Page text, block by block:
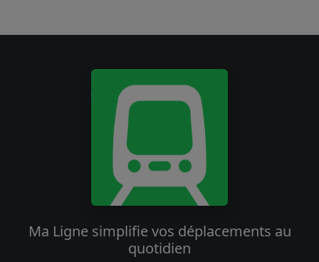
Ma Ligne simplifie vos déplacements au
quotidien